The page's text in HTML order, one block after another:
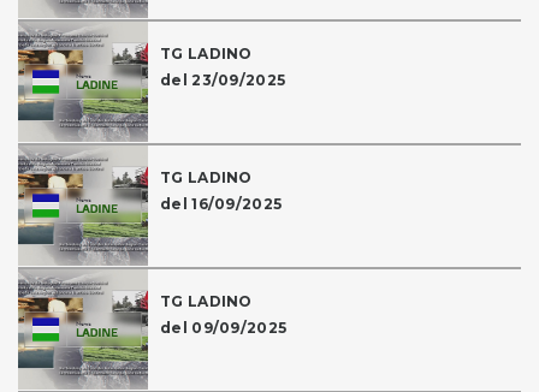
TG LADINO
del 23/09/2025
TG LADINO
del 16/09/2025
TG LADINO
del 09/09/2025